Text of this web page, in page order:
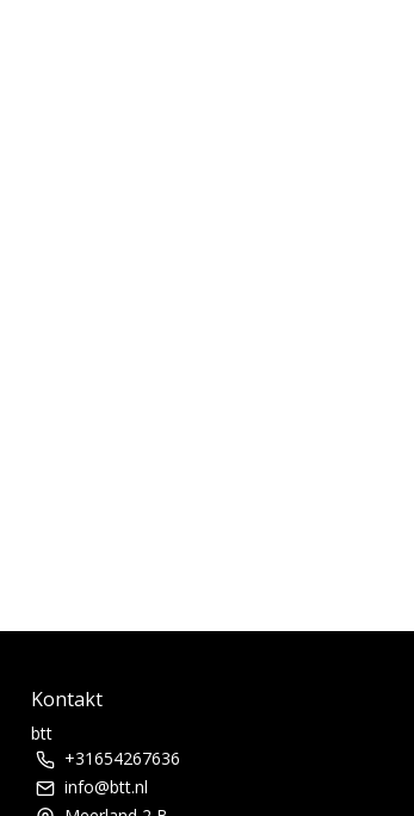
Kontakt
btt
+31654267636
info@btt.nl